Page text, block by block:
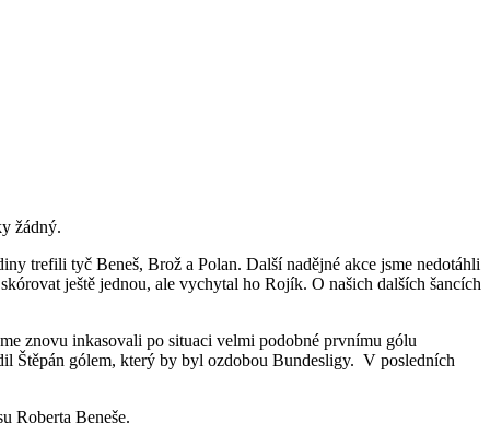
žádný.
trefili tyč Beneš, Brož a Polan. Další nadějné akce jsme nedotáhli
ještě jednou, ale vychytal ho Rojík. O našich dalších šancích
znovu inkasovali po situaci velmi podobné prvnímu gólu
Štěpán gólem, který by byl ozdobou Bundesligy. V posledních
Roberta Beneše.